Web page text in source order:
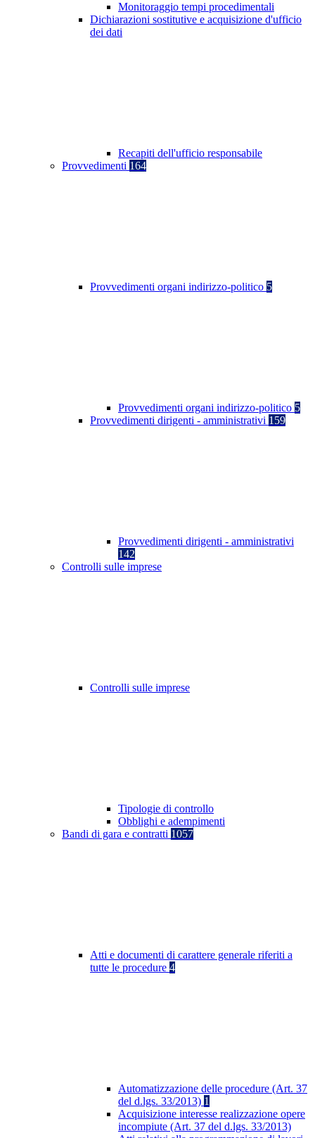
Monitoraggio tempi procedimentali
Dichiarazioni sostitutive e acquisizione d'ufficio
dei dati
Recapiti dell'ufficio responsabile
Provvedimenti 164
Provvedimenti organi indirizzo-politico 5
Provvedimenti organi indirizzo-politico 5
Provvedimenti dirigenti - amministrativi 159
Provvedimenti dirigenti - amministrativi
142
Controlli sulle imprese
Controlli sulle imprese
Tipologie di controllo
Obblighi e adempimenti
Bandi di gara e contratti 1057
Atti e documenti di carattere generale riferiti a
tutte le procedure 4
Automatizzazione delle procedure (Art. 37
del d.lgs. 33/2013) 1
Acquisizione interesse realizzazione opere
incompiute (Art. 37 del d.lgs. 33/2013)